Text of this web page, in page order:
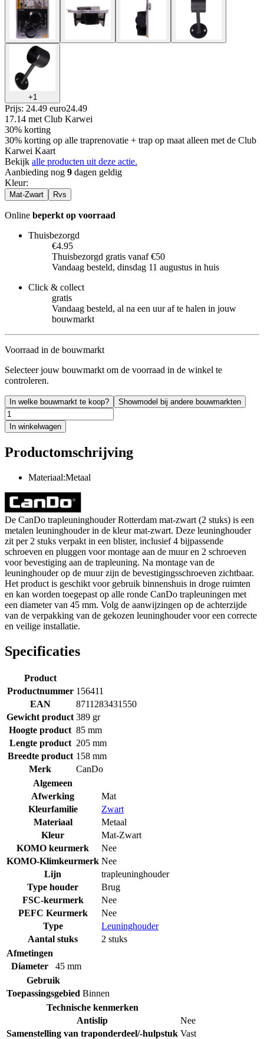
+1
Prijs: 24.49 euro24.49
17.14 met Club Karwei
30% korting
30% korting op alle traprenovatie + trap op maat alleen met de Club
Karwei Kaart
Bekijk alle producten uit deze actie.
Aanbieding nog 9 dagen geldig
Kleur:
Mat-Zwart Rvs
Online beperkt op voorraad
Thuisbezorgd
€4.95
Thuisbezorgd gratis vanaf €50
Vandaag besteld, dinsdag 11 augustus in huis
Click & collect
gratis
Vandaag besteld, al na een uur af te halen in jouw
bouwmarkt
Voorraad in de bouwmarkt
Selecteer jouw bouwmarkt om de voorraad in de winkel te
controleren.
In welke bouwmarkt te koop? Showmodel bij andere bouwmarkten
In winkelwagen
Productomschrijving
Materiaal:Metaal
De CanDo trapleuninghouder Rotterdam mat-zwart (2 stuks) is een
metalen leuninghouder in de kleur mat-zwart. Deze leuninghouder
zit per 2 stuks verpakt in een blister, inclusief 4 bijpassende
schroeven en pluggen voor montage aan de muur en 2 schroeven
voor bevestiging aan de trapleuning. Na montage van de
leuninghouder op de muur zijn de bevestigingsschroeven zichtbaar.
Het product is geschikt voor gebruik binnenshuis in droge ruimten
en kan worden toegepast op alle ronde CanDo trapleuningen met
een diameter van 45 mm. Volg de aanwijzingen op de achterzijde
van de verpakking van de gekozen leuninghouder voor een correcte
en veilige installatie.
Specificaties
Product
Productnummer 156411
EAN
8711283431550
Gewicht product 389 gr
Hoogte product 85 mm
Lengte product 205 mm
Breedte product 158 mm
Merk
CanDo
Algemeen
Afwerking
Mat
Kleurfamilie
Zwart
Materiaal
Metaal
Kleur
Mat-Zwart
KOMO keurmerk
Nee
KOMO-Klimkeurmerk Nee
Lijn
trapleuninghouder
Type houder
Brug
FSC-keurmerk
Nee
PEFC Keurmerk
Nee
Type
Leuninghouder
Aantal stuks
2 stuks
Afmetingen
Diameter
45 mm
Gebruik
Toepassingsgebied Binnen
Technische kenmerken
Antislip
Nee
Samenstelling van traponderdeel/-hulpstuk Vast